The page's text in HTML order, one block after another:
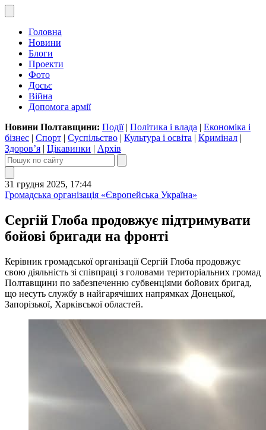
Головна
Новини
Блоги
Проекти
Фото
Досьє
Війна
Допомога армії
Новини Полтавщини: Події| Політика і влада | Економіка і
бізнес | Спорт | Суспільство | Культура і освіта | Кримінал |
Здоров’я | Цікавинки | Архів
31 грудня 2025, 17:44
Громадська організація «Європейська Україна»
Сергій Глоба продовжує підтримувати
бойові бригади на фронті
Керівник громадської організації Сергій Глоба продовжує
свою діяльність зі співпраці з головами територіальних громад
Полтавщини по забезпеченню субвенціями бойових бригад,
що несуть службу в найгарячіших напрямках Донецької,
Запорізької, Харківської областей.